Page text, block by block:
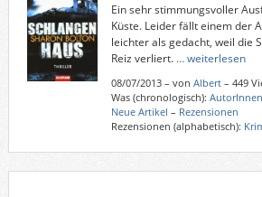
Ein sehr stimmungsvoller
Küste. Leider fällt einem der
leichter als gedacht, weil die
Reiz verliert. … weiterlesen
08/07/2013– von Albert– 449
Was (chronologisch):
Neue Artikel – Rezensionen
Rezensionen (alphabetisch):